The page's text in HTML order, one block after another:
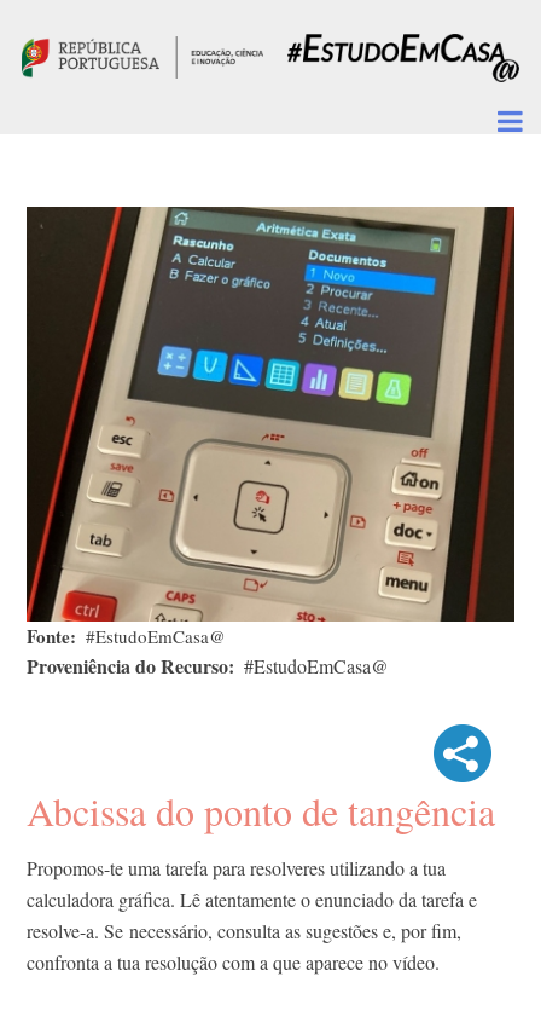
Fonte #EstudoEmCasa@
Proveniência do Recurso #EstudoEmCasa@
Abcissa do ponto de tangência​
Propomos-te uma tarefa para resolveres utilizando a tua
calculadora gráfica. Lê atentamente o enunciado da tarefa e
resolve-a. Se necessário, consulta as sugestões e, por fim,
confronta a tua resolução com a que aparece no vídeo.​